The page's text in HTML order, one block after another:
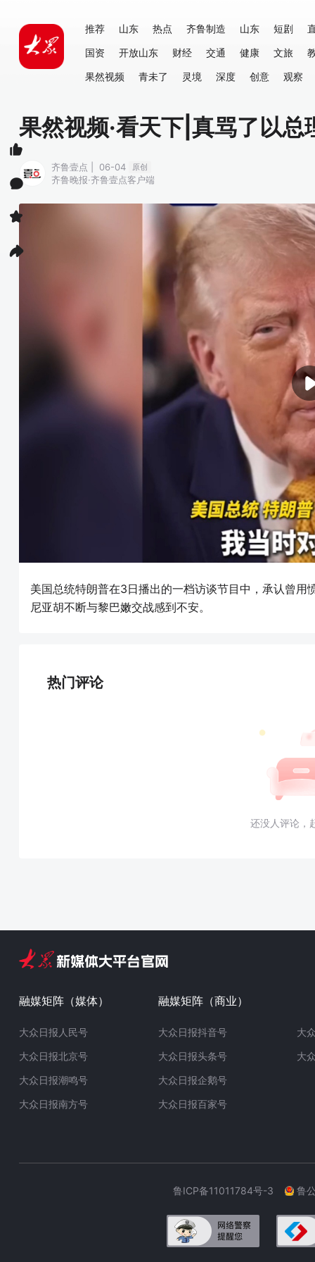
推荐 山东 热点 齐鲁制造 山东 短剧
国资
开放山东 财经 交通 健康 文旅
果然视频
青未了 灵境 深度 创意 观察
果然视频·看天下|真骂了以
齐鲁壹点 | 06-04 原创
齐鲁晚报·齐鲁壹点客户端
美国总统特朗普在3日播出的一档访谈节目中，承认曾
尼亚胡不断与黎巴嫩交战感到不安。
热门评论
还没人评论，
融媒矩阵（媒体）
大众日报人民号
大众日报北京号
大众日报潮鸣号
大众日报南方号
融媒矩阵（商业）
大众日报抖音号
大众日报头条号
大众日报企鹅号
大众日报百家号
大
大
鲁ICP备11011784号-3 鲁